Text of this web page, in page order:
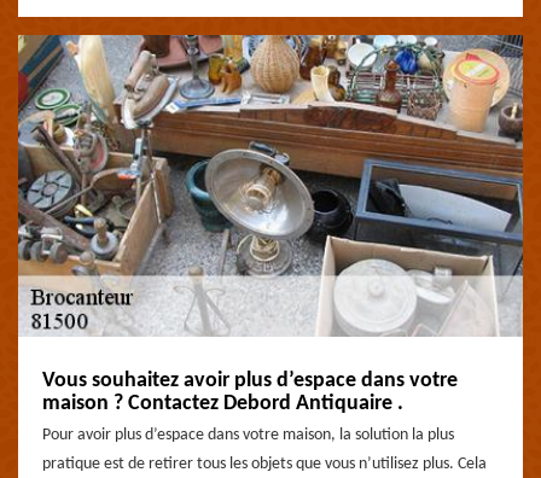
Vous souhaitez avoir plus d’espace dans votre
maison ? Contactez Debord Antiquaire .
Pour avoir plus d’espace dans votre maison, la solution la plus
pratique est de retirer tous les objets que vous n’utilisez plus. Cela